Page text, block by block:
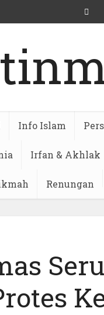
Info Islam
Irfan & Akhlak
Renungan